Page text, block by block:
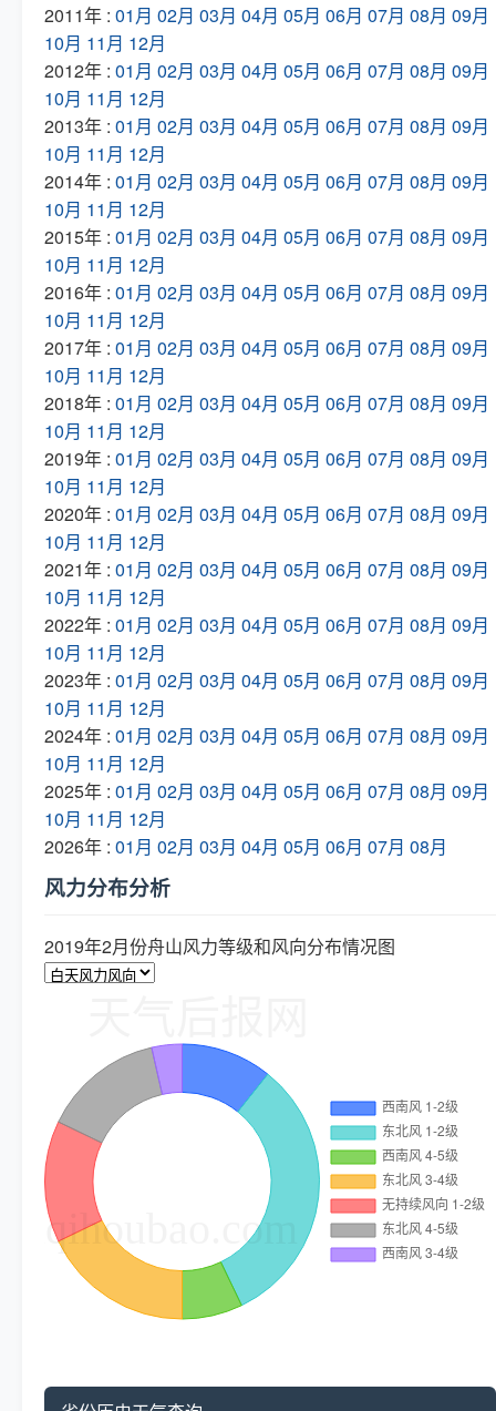
2011年 : 01月 02月 03月 04月 05月 06月 07月 08月 09月
10月 11月 12月
2012年 : 01月 02月 03月 04月 05月 06月 07月 08月 09月
10月 11月 12月
2013年 : 01月 02月 03月 04月 05月 06月 07月 08月 09月
10月 11月 12月
2014年 : 01月 02月 03月 04月 05月 06月 07月 08月 09月
10月 11月 12月
2015年 : 01月 02月 03月 04月 05月 06月 07月 08月 09月
10月 11月 12月
2016年 : 01月 02月 03月 04月 05月 06月 07月 08月 09月
10月 11月 12月
2017年 : 01月 02月 03月 04月 05月 06月 07月 08月 09月
10月 11月 12月
2018年 : 01月 02月 03月 04月 05月 06月 07月 08月 09月
10月 11月 12月
2019年 : 01月 02月 03月 04月 05月 06月 07月 08月 09月
10月 11月 12月
2020年 : 01月 02月 03月 04月 05月 06月 07月 08月 09月
10月 11月 12月
2021年 : 01月 02月 03月 04月 05月 06月 07月 08月 09月
10月 11月 12月
2022年 : 01月 02月 03月 04月 05月 06月 07月 08月 09月
10月 11月 12月
2023年 : 01月 02月 03月 04月 05月 06月 07月 08月 09月
10月 11月 12月
2024年 : 01月 02月 03月 04月 05月 06月 07月 08月 09月
10月 11月 12月
2025年 : 01月 02月 03月 04月 05月 06月 07月 08月 09月
10月 11月 12月
2026年 : 01月 02月 03月 04月 05月 06月 07月 08月
风力分布分析
2019年2月份舟山风力等级和风向分布情况图